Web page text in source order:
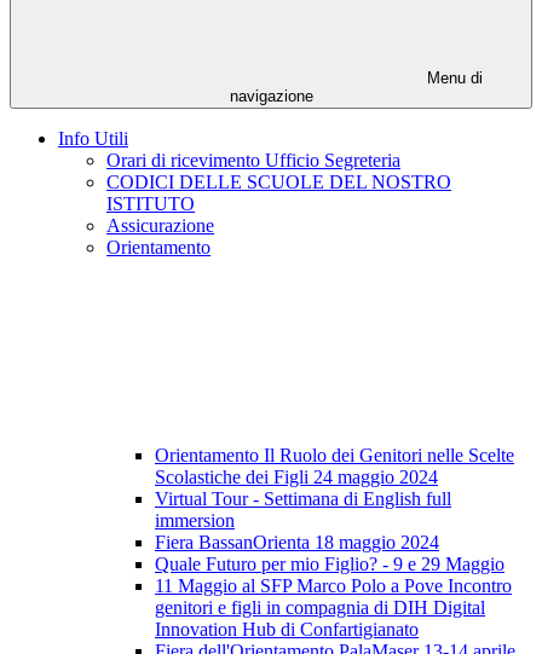
Menu di
navigazione
Info Utili
Orari di ricevimento Ufficio Segreteria
CODICI DELLE SCUOLE DEL NOSTRO
ISTITUTO
Assicurazione
Orientamento
Orientamento Il Ruolo dei Genitori nelle Scelte
Scolastiche dei Figli 24 maggio 2024
Virtual Tour - Settimana di English full
immersion
Fiera BassanOrienta 18 maggio 2024
Quale Futuro per mio Figlio? - 9 e 29 Maggio
11 Maggio al SFP Marco Polo a Pove Incontro
genitori e figli in compagnia di DIH Digital
Innovation Hub di Confartigianato